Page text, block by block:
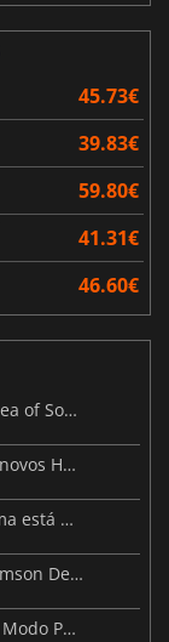
45.73€
39.83€
59.80€
41.31€
46.60€
Hollow Knight: Silksong prepara-se para Sea of Sorrow com um patch
A Invasão dos Illuminados: Conquistar os novos Helldivers 2 Atualização!
GTA VI: Para além dos atrasos, a obra-prima está quase a chegar
Pearl Abyss revela imagens de jogo de Crimson Desert para a PS5
A atualização da Nintendo Switch 2 traz o Modo Portátil aos jogos mais antigos da Switch